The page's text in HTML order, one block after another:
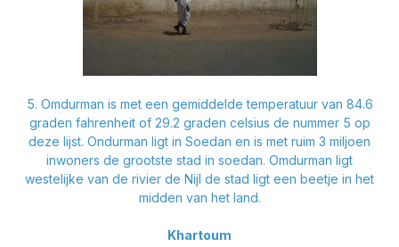
5. Omdurman is met een gemiddelde temperatuur van 84.6
graden fahrenheit of 29.2 graden celsius de nummer 5 op
deze lijst. Ondurman ligt in Soedan en is met ruim 3 miljoen
inwoners de grootste stad in soedan. Omdurman ligt
westelijke van de rivier de Nijl de stad ligt een beetje in het
midden van het land.
Khartoum